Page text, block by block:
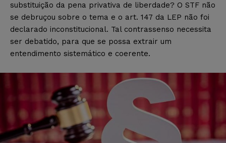
substituição da pena privativa de liberdade? O STF não
se debruçou sobre o tema e o art. 147 da LEP não foi
declarado inconstitucional. Tal contrassenso necessita
ser debatido, para que se possa extrair um
entendimento sistemático e coerente.